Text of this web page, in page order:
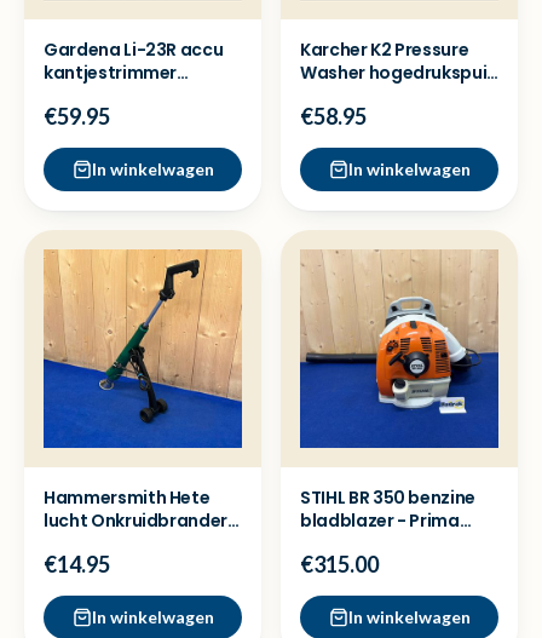
Gardena Li-23R accu
kantjestrimmer
€59.95
In winkelwagen
Karcher K2 Pressure
Washer hogedrukspuit
€58.95
In winkelwagen
Hammersmith Hete
lucht Onkruidbrander
€14.95
In winkelwagen
STIHL BR 350 benzine
bladblazer - Prima
€315.00
In winkelwagen